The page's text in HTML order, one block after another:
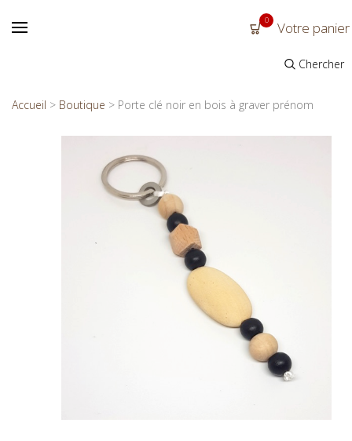
0 Votre panier
Chercher
Accueil > Boutique > Porte clé noir en bois à graver prénom